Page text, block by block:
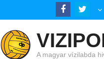
A magyar vízilabda